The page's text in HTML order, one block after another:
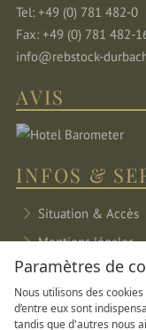
Paramètres de
Nous utilisons des
d’entre eux sont
tandis que d'autres nous
Tel: +49 (0) 781 482-0
Fax: +49 (0) 781 482-
info@rebstock-
AVIS
INFOS &
Situation & Accès
Mentions légales
Protection des
Paramètres de